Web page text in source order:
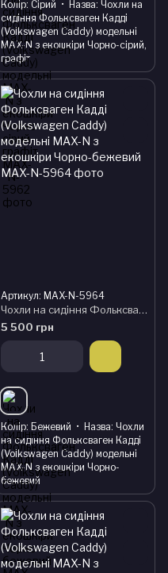
Колір Сірий Назва Чохли на
сидіння Фольксваген Кадді
(Volkswagen Caddy) модельні
MAX-N з екошкіри Чорно-сірий,
графіт
Артикул: MAX-N-5964
Чохли на сидіння Фольксваген Кадді (Volkswagen Caddy) модельні MAX-N з екошкіри Чорно-бежевий
5 500 грн
Колір Бежевий Назва Чохли
на сидіння Фольксваген Кадді
(Volkswagen Caddy) модельні
MAX-N з екошкіри Чорно-
бежевий